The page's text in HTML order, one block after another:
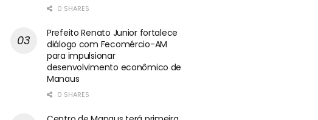
0 SHARES
Prefeito Renato Junior fortalece
diálogo com Fecomércio-AM
para impulsionar
desenvolvimento econômico de
Manaus
0 SHARES